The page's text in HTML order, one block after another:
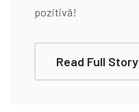
pozitivă!
Read Full Story